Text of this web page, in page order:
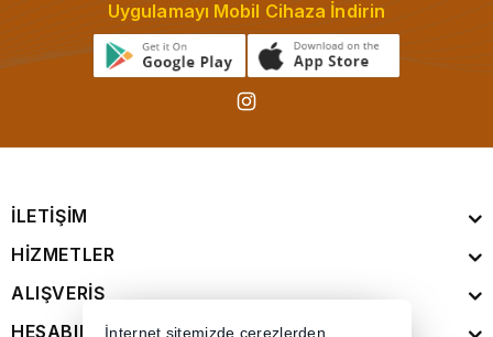
Uygulamayı Mobil Cihaza İndirin
İLETİŞİM
HİZMETLER
ALIŞVERİŞ
HESABIM
İnternet sitemizde çerezlerden